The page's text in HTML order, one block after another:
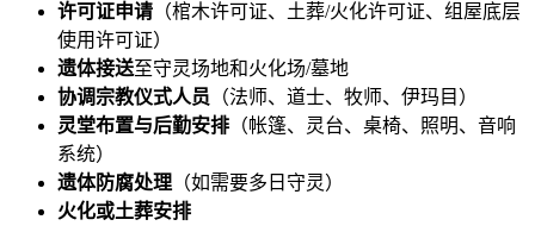
许可证申请 （棺木许可证、土葬/火化许可证、组屋底层
使用许可证）
遗体接送至守灵场地和火化场/墓地
协调宗教仪式人员 （法师、道士、牧师、伊玛目）
灵堂布置与后勤安排 （帐篷、灵台、桌椅、照明、音响
系统）
遗体防腐处理 （如需要多日守灵）
火化或土葬安排